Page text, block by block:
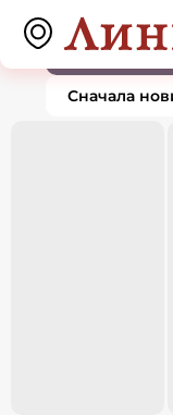
Подвески и
По
Сначала